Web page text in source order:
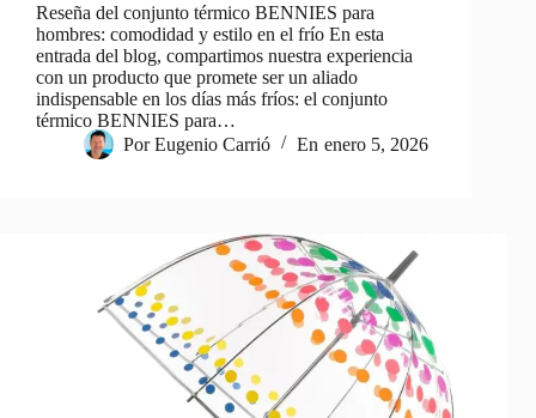
Reseña del conjunto térmico BENNIES para
hombres: comodidad y estilo en el frío En esta
entrada del blog, compartimos nuestra experiencia
con un producto que promete ser un aliado
indispensable en los días más fríos: el conjunto
térmico BENNIES para…
Por Eugenio Carrió En enero 5, 2026